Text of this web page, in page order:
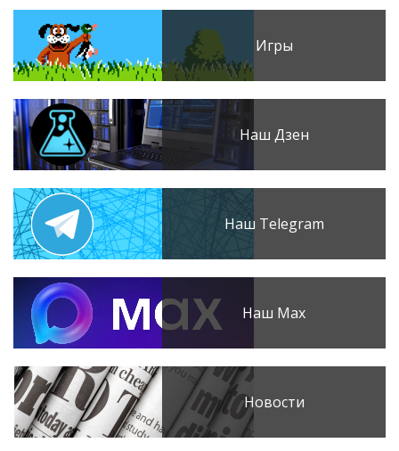
Игры
Наш Дзен
Наш Telegram
Наш Max
Новости